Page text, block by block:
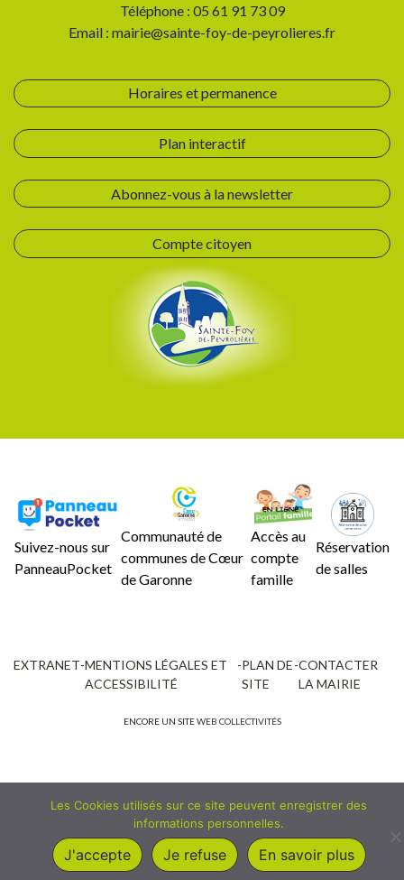
Téléphone : 05 61 91 73 09
Email : mairie@sainte-foy-de-peyrolieres.fr
Horaires et permanence
Plan interactif
Abonnez-vous à la newsletter
Compte citoyen
Suivez-nous sur
PanneauPocket
Communauté de
communes de Cœur
de Garonne
Accès au
compte
famille
Réservation
de salles
EXTRANET-MENTIONS LÉGALES ET
ACCESSIBILITÉ
-PLAN DE
SITE
-CONTACTER
LA MAIRIE
ENCORE UN SITEWEB COLLECTIVITÉS
Les Cookies utilisés sur ce site peuvent enregistrer des
informations personnelles.
J'accepte Je refuse En savoir plus